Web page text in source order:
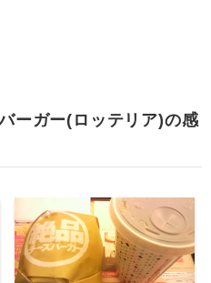
ーガー(ロッテリア)の感